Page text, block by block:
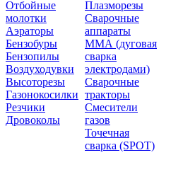
Отбойные
молотки
Аэраторы
Бензобуры
Бензопилы
Воздуходувки
Высоторезы
Газонокосилки
Резчики
Дровоколы
Плазморезы
Сварочные
аппараты
ММА (дуговая
сварка
электродами)
Сварочные
тракторы
Смесители
газов
Точечная
сварка (SPOT)